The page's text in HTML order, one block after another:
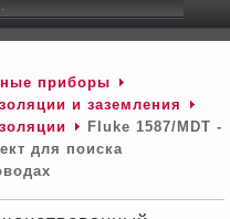
приборы
и заземления
Fluke 1587/MDT -
для поиска